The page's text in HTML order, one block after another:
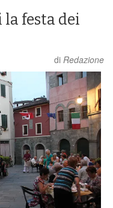
festa dei
di Redazione